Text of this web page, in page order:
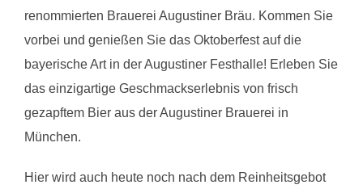
renommierten Brauerei Augustiner Bräu. Kommen Sie
vorbei und genießen Sie das Oktoberfest auf die
bayerische Art in der Augustiner Festhalle! Erleben Sie
das einzigartige Geschmackserlebnis von frisch
gezapftem Bier aus der Augustiner Brauerei in
München.
Hier wird auch heute noch nach dem Reinheitsgebot